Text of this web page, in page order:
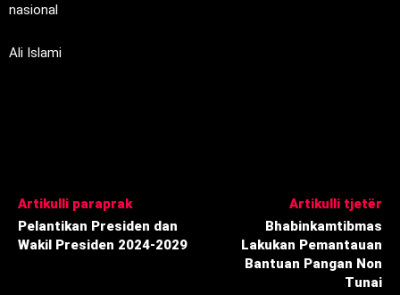
nasional
Ali Islami
Artikulli paraprak
Pelantikan Presiden dan
Wakil Presiden 2024-2029
Artikulli tjetër
Bhabinkamtibmas
Lakukan Pemantauan
Bantuan Pangan Non
Tunai